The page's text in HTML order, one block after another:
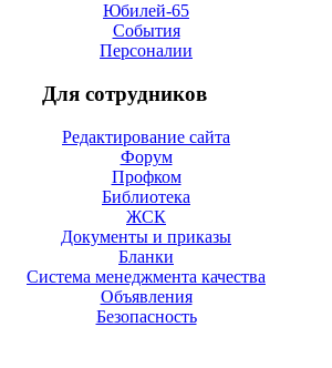
Юбилей-65
События
Персоналии
Для сотрудников
Редактирование сайта
Форум
Профком
Библиотека
ЖСК
Документы и приказы
Бланки
Система менеджмента качества
Объявления
Безопасность